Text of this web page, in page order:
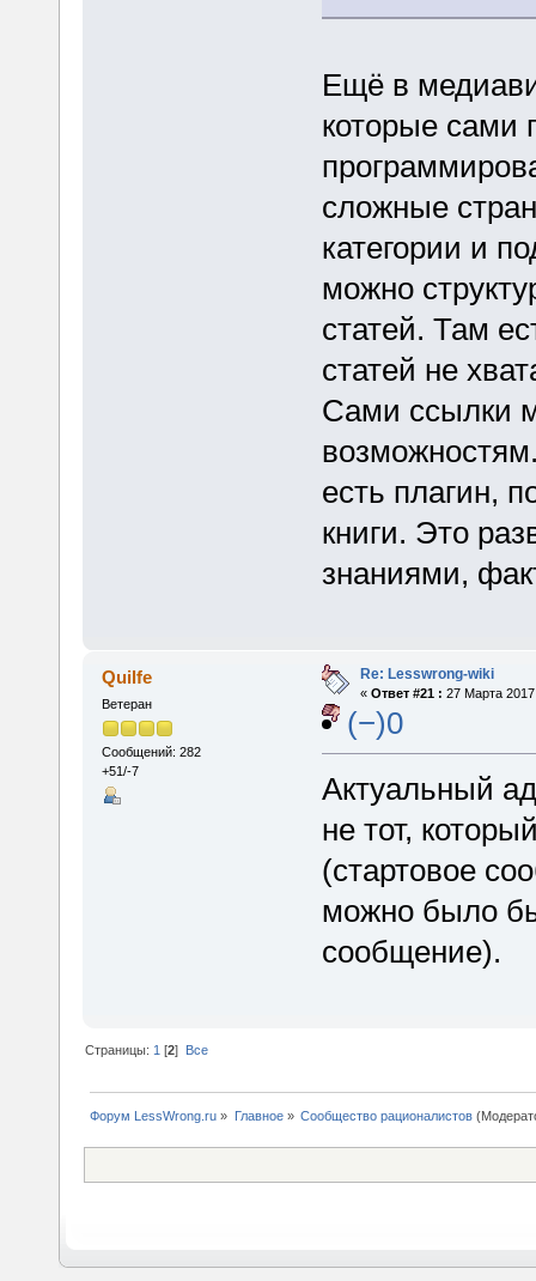
Ещё в
которые сами
сложные
категории и
можно
статей. Там
статей не
Сами ссылки
есть плагин,
книги. Это
знаниями,
Quilfe
Ветеран
Сообщений: 282
+51/-7
Re: Lesswrong-wiki
« Ответ #21 : 27 Марта
(−)0
Актуальный
не тот,
(стартовое
можно было
сообщение).
Страницы: 1 [2] Все
Форум LessWrong.ru » Главное» Сообщество рационалистов